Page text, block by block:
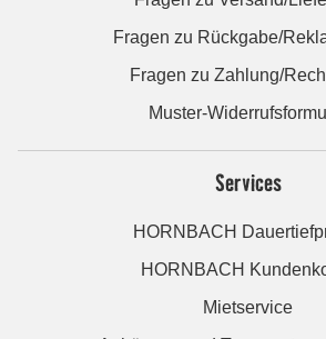
Fragen zu Rückgabe/
Fragen zu Zahlung/
Muster-
Services
HORNBACH
HORNBACH
Mietservice